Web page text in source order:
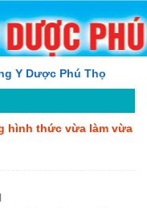
Phú Thọ
hình thức vừa làm vừa